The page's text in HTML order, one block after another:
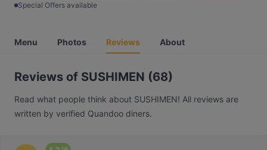
Special Offers available
Menu Photos Reviews About
Reviews of SUSHIMEN (68)
Read what people think about SUSHIMEN! All reviews are
written by verified Quandoo diners.